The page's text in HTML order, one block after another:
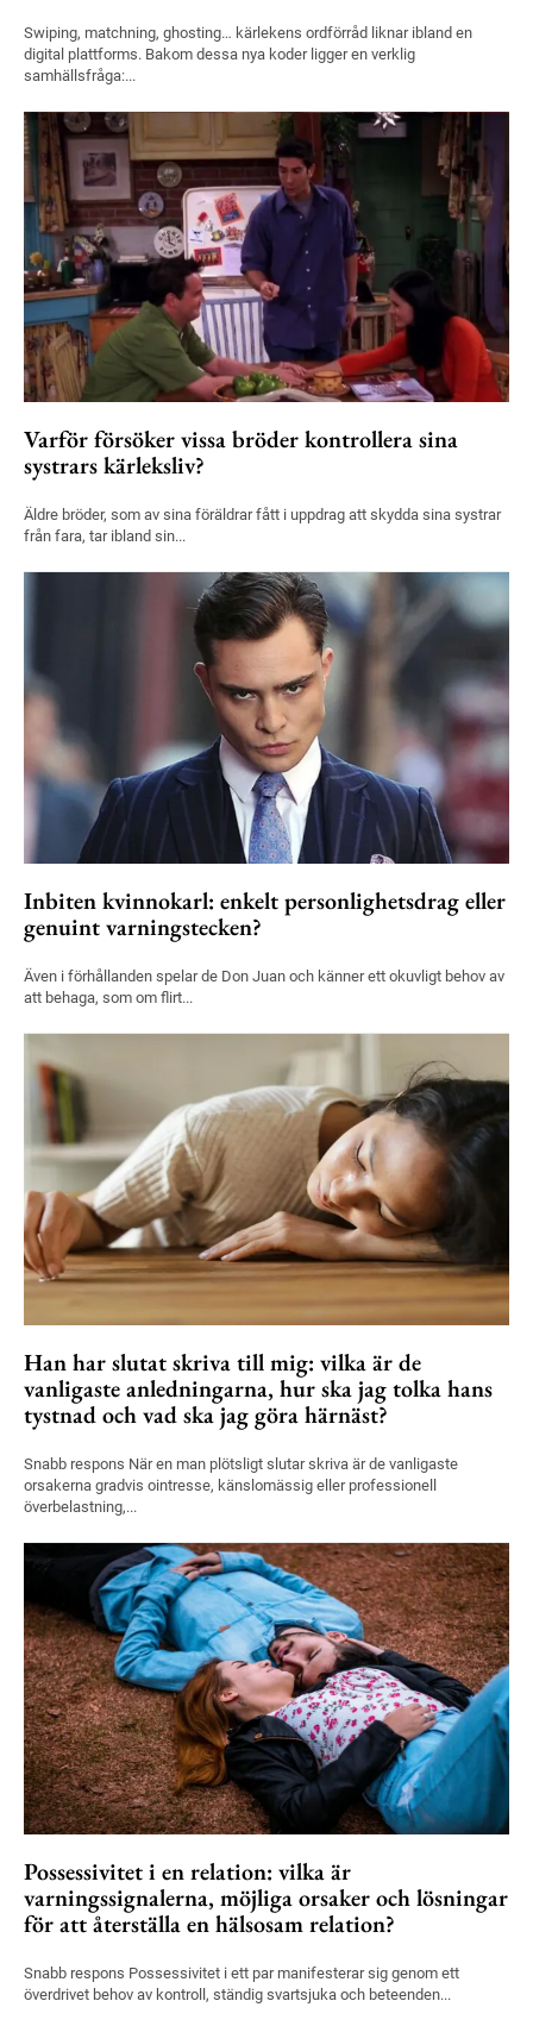
Swiping, matchning, ghosting… kärlekens ordförråd liknar ibland en
digital plattforms. Bakom dessa nya koder ligger en verklig
samhällsfråga:...
Varför försöker vissa bröder kontrollera sina
systrars kärleksliv?
Äldre bröder, som av sina föräldrar fått i uppdrag att skydda sina systrar
från fara, tar ibland sin...
Inbiten kvinnokarl: enkelt personlighetsdrag eller
genuint varningstecken?
Även i förhållanden spelar de Don Juan och känner ett okuvligt behov av
att behaga, som om flirt...
Han har slutat skriva till mig: vilka är de
vanligaste anledningarna, hur ska jag tolka hans
tystnad och vad ska jag göra härnäst?
Snabb respons När en man plötsligt slutar skriva är de vanligaste
orsakerna gradvis ointresse, känslomässig eller professionell
överbelastning,...
Possessivitet i en relation: vilka är
varningssignalerna, möjliga orsaker och lösningar
för att återställa en hälsosam relation?
Snabb respons Possessivitet i ett par manifesterar sig genom ett
överdrivet behov av kontroll, ständig svartsjuka och beteenden...